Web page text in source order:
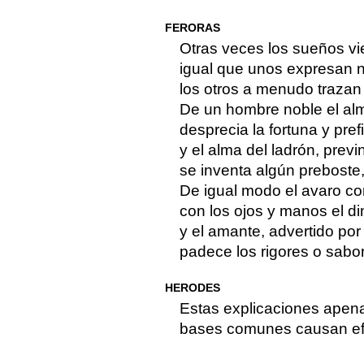
FERORAS
Otras veces los sueños
igual que unos expresan
los otros a menudo
De un hombre noble el
desprecia la fortuna y
y el alma del ladrón,
se inventa algún
De igual modo el avaro
con los ojos y manos el
y el amante, advertido
padece los rigores o
HERODES
Estas explicaciones
bases comunes causan